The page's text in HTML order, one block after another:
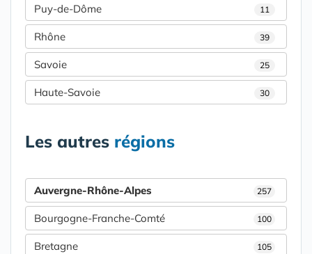
Puy-de-Dôme 11
Rhône 39
Savoie 25
Haute-Savoie 30
Les autres régions
Auvergne-Rhône-Alpes 257
Bourgogne-Franche-Comté 100
Bretagne 105